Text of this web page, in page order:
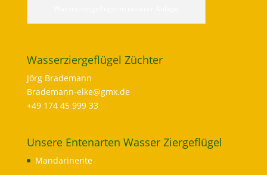
Wasserziergeflügel Züchter
Jörg Brademann
Brademann-elke@gmx.de
+49 174 45 999 33
Unsere Entenarten Wasser Ziergeflügel
Mandarinente